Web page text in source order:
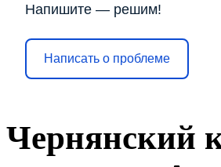
Напишите — решим!
Написать о проблеме
Чернянский